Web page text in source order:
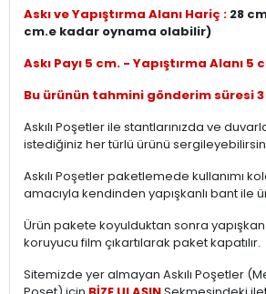
Askı ve Yapıştırma Alanı Hariç : 28
cm.e kadar oynama olabilir)
Askı Payı 5 cm. - Yapıştırma Alanı 5
Bu ürünün tahmini gönderim süresi
Askılı Poşetler ile stantlarınızda ve
istediğiniz her türlü ürünü
Askılı Poşetler paketlemede kullanımı
amacıyla kendinden yapışkanlı bant ile
Ürün pakete koyulduktan sonra
koruyucu film çıkartılarak paket kapatılır.
Sitemizde yer almayan Askılı Poşetler